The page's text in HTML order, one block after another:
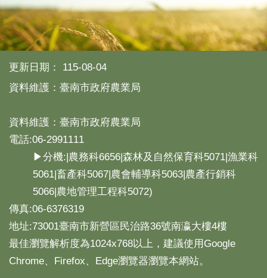
更新日期：
115-08-04
資料維護：臺南市政府農業局
資料維護：臺南市政府農業局
電話:06-2991111
▶分機:|農務科6656|森林及自然保育科5071|漁業科
5061|畜產科5067|農會輔導科5063|農產行銷科
5066|農地管理工程科5072)
傳真:06-6376319
地址:73001臺南市新營區民治路36號南瀛大樓4樓
最佳瀏覽解析度為1024x768以上，建議使用Google
Chrome、Firefox、Edge瀏覽器瀏覽本網站。